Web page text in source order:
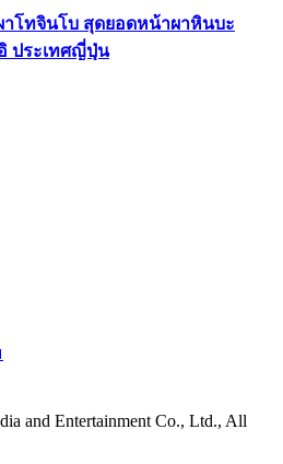
าโทจินโบ สุดยอดหน้าผาหินบะ
ประเทศญี่ปุ่น
and Entertainment Co., Ltd., All